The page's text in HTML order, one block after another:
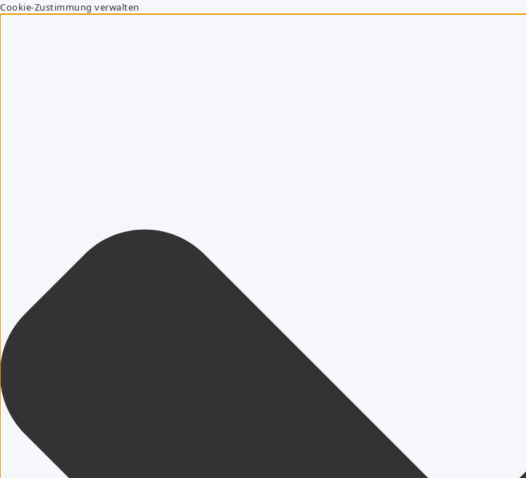
Cookie-Zustimmung verwalten